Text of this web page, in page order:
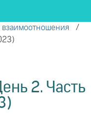
взаимоотношения /
2. Часть